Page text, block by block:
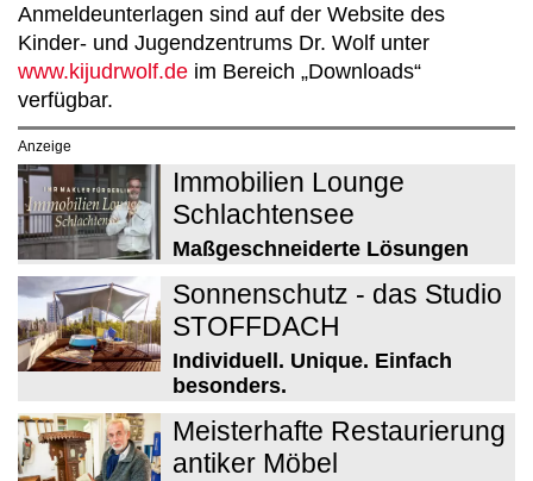
Anmeldeunterlagen sind auf der Website des
Kinder- und Jugendzentrums Dr. Wolf unter
www.kijudrwolf.de im Bereich „Downloads“
verfügbar.
Anzeige
Immobilien Lounge
Schlachtensee
Maßgeschneiderte Lösungen
Sonnenschutz - das Studio
STOFFDACH
Individuell. Unique. Einfach
besonders.
Meisterhafte Restaurierung
antiker Möbel